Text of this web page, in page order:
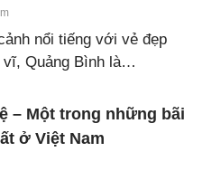
nổi tiếng với vẻ đẹp
vĩ, Quảng Bình là…
– Một trong những bãi
ở Việt Nam